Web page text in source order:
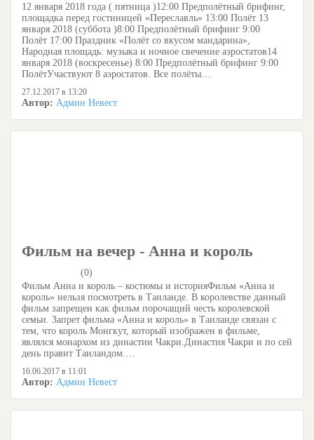
12 января 2018 года ( пятница )12:00 Предполётный брифинг,
площадка перед гостиницей «Переславль» 13:00 Полёт 13
января 2018 (суббота )8:00 Предполётный брифинг 9:00
Полёт 17:00 Праздник «Полёт со вкусом мандарина»,
Народная площадь: музыка и ночное свечение аэростатов14
января 2018 (воскресенье) 8:00 Предполётный брифинг 9:00
ПолётУчаствуют 8 аэростатов. Все полёты…
27.12.2017 в 13:20
Автор: Админ Невест
Фильм на вечер - Анна и король
(0)
Фильм Анна и король – костюмы и историяФильм «Анна и
король» нельзя посмотреть в Таиланде. В королевстве данный
фильм запрещен как фильм порочащий честь королевской
семьи. Запрет фильма «Анна и король» в Таиланде связан с
тем, что король Монгкут, который изображен в фильме,
являлся монархом из династии Чакри.Династия Чакри и по сей
день правит Таиландом.…
16.06.2017 в 11:01
Автор: Админ Невест